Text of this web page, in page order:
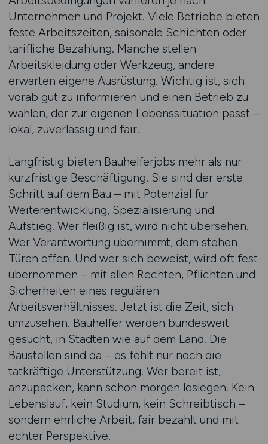
Unternehmen und Projekt. Viele Betriebe bieten
feste Arbeitszeiten, saisonale Schichten oder
tarifliche Bezahlung. Manche stellen
Arbeitskleidung oder Werkzeug, andere
erwarten eigene Ausrüstung. Wichtig ist, sich
vorab gut zu informieren und einen Betrieb zu
wählen, der zur eigenen Lebenssituation passt –
lokal, zuverlässig und fair.
Langfristig bieten Bauhelferjobs mehr als nur
kurzfristige Beschäftigung. Sie sind der erste
Schritt auf dem Bau – mit Potenzial für
Weiterentwicklung, Spezialisierung und
Aufstieg. Wer fleißig ist, wird nicht übersehen.
Wer Verantwortung übernimmt, dem stehen
Türen offen. Und wer sich beweist, wird oft fest
übernommen – mit allen Rechten, Pflichten und
Sicherheiten eines regulären
Arbeitsverhältnisses. Jetzt ist die Zeit, sich
umzusehen. Bauhelfer werden bundesweit
gesucht, in Städten wie auf dem Land. Die
Baustellen sind da – es fehlt nur noch die
tatkräftige Unterstützung. Wer bereit ist,
anzupacken, kann schon morgen loslegen. Kein
Lebenslauf, kein Studium, kein Schreibtisch –
sondern ehrliche Arbeit, fair bezahlt und mit
echter Perspektive.